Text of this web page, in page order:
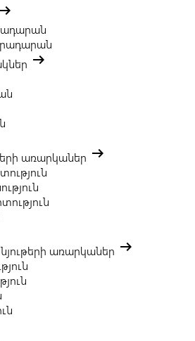
arrow_right_alt
arrow_right_alt
առարկաներ arrow_right_alt
առարկաներ arrow_right_alt